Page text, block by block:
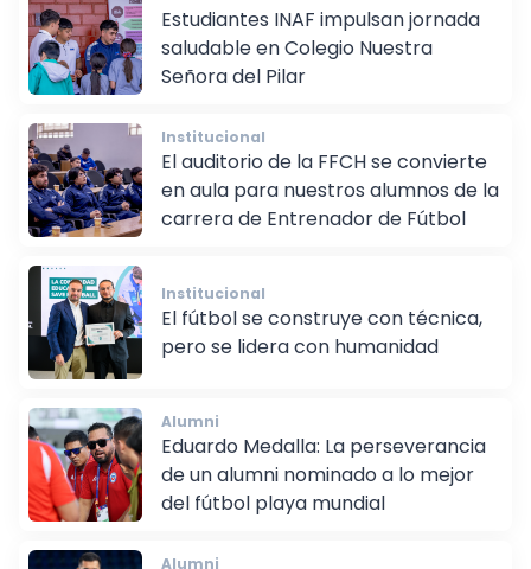
Institucional
Estudiantes INAF impulsan jornada
saludable en Colegio Nuestra
Institucional
El auditorio de la FFCH se convierte
en aula para nuestros alumnos de la
Institucional
El fútbol se construye con técnica,
pero se lidera con humanidad
Alumni
Eduardo Medalla: La perseverancia
de un alumni nominado a lo mejor
del fútbol playa mundial